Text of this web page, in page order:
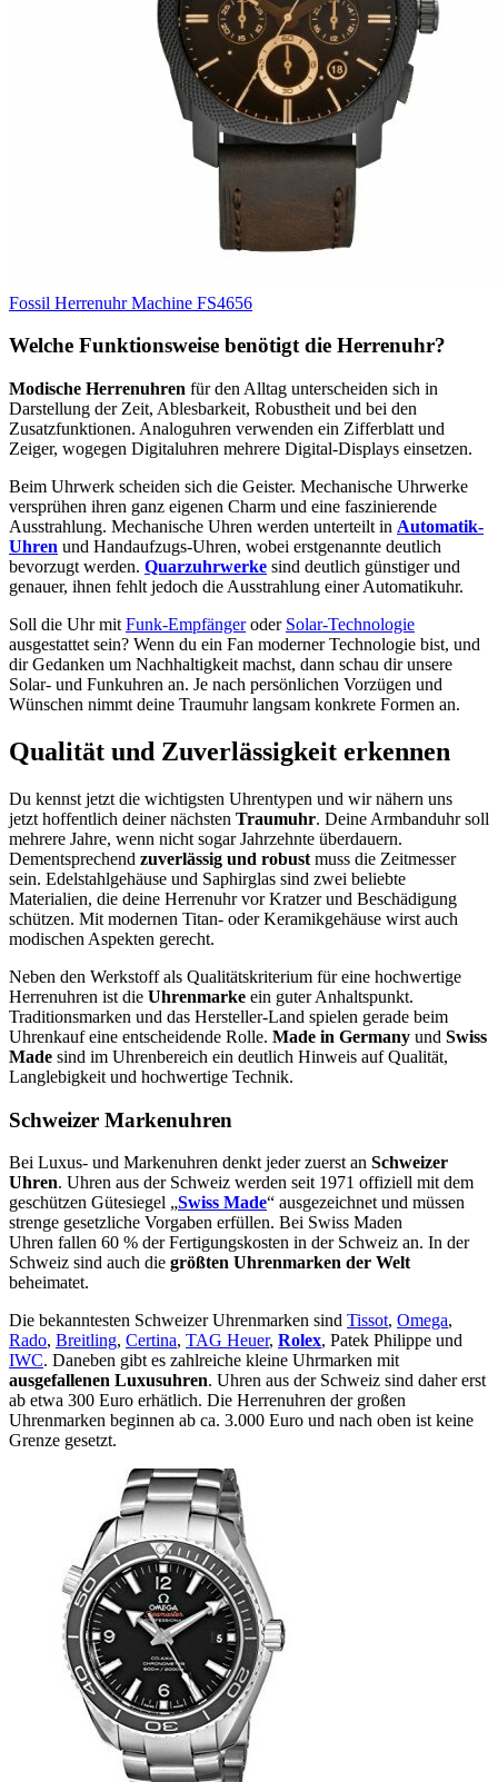
Fossil Herrenuhr Machine FS4656
Welche Funktionsweise benötigt die Herrenuhr?
Modische Herrenuhren für den Alltag unterscheiden sich in
Darstellung der Zeit, Ablesbarkeit, Robustheit und bei den
Zusatzfunktionen. Analoguhren verwenden ein Zifferblatt und
Zeiger, wogegen Digitaluhren mehrere Digital-Displays einsetzen.
Beim Uhrwerk scheiden sich die Geister. Mechanische Uhrwerke
versprühen ihren ganz eigenen Charm und eine faszinierende
Ausstrahlung. Mechanische Uhren werden unterteilt in Automatik-
Uhren und Handaufzugs-Uhren, wobei erstgenannte deutlich
bevorzugt werden. Quarzuhrwerke sind deutlich günstiger und
genauer, ihnen fehlt jedoch die Ausstrahlung einer Automatikuhr.
Soll die Uhr mit Funk-Empfängeroder Solar-Technologie
ausgestattet sein? Wenn du ein Fan moderner Technologie bist, und
dir Gedanken um Nachhaltigkeit machst, dann schau dir unsere
Solar- und Funkuhren an. Je nach persönlichen Vorzügen und
Wünschen nimmt deine Traumuhr langsam konkrete Formen an.
Qualität und Zuverlässigkeit erkennen
Du kennst jetzt die wichtigsten Uhrentypen und wir nähern uns
jetzt hoffentlich deiner nächsten Traumuhr. Deine Armbanduhr soll
mehrere Jahre, wenn nicht sogar Jahrzehnte überdauern.
Dementsprechend zuverlässig und robust muss die Zeitmesser
sein. Edelstahlgehäuse und Saphirglas sind zwei beliebte
Materialien, die deine Herrenuhr vor Kratzer und Beschädigung
schützen. Mit modernen Titan- oder Keramikgehäuse wirst auch
modischen Aspekten gerecht.
Neben den Werkstoff als Qualitätskriterium für eine hochwertige
Herrenuhren ist die Uhrenmarke ein guter Anhaltspunkt.
Traditionsmarken und das Hersteller-Land spielen gerade beim
Uhrenkauf eine entscheidende Rolle. Made in Germany und Swiss
Made sind im Uhrenbereich ein deutlich Hinweis auf Qualität,
Langlebigkeit und hochwertige Technik.
Schweizer Markenuhren
Bei Luxus- und Markenuhren denkt jeder zuerst an Schweizer
Uhren. Uhren aus der Schweiz werden seit 1971 offiziell mit dem
geschützen Gütesiegel „Swiss Made“ ausgezeichnet und müssen
strenge gesetzliche Vorgaben erfüllen. Bei Swiss Maden
Uhren fallen 60 % der Fertigungskosten in der Schweiz an. In der
Schweiz sind auch die größten Uhrenmarken der Welt
beheimatet.
Die bekanntesten Schweizer Uhrenmarken sind Tissot, Omega,
Rado, Breitling, Certina, TAG Heuer, Rolex, Patek Philippe und
IWC. Daneben gibt es zahlreiche kleine Uhrmarken mit
ausgefallenen Luxusuhren. Uhren aus der Schweiz sind daher erst
ab etwa 300 Euro erhätlich. Die Herrenuhren der großen
Uhrenmarken beginnen ab ca. 3.000 Euro und nach oben ist keine
Grenze gesetzt.